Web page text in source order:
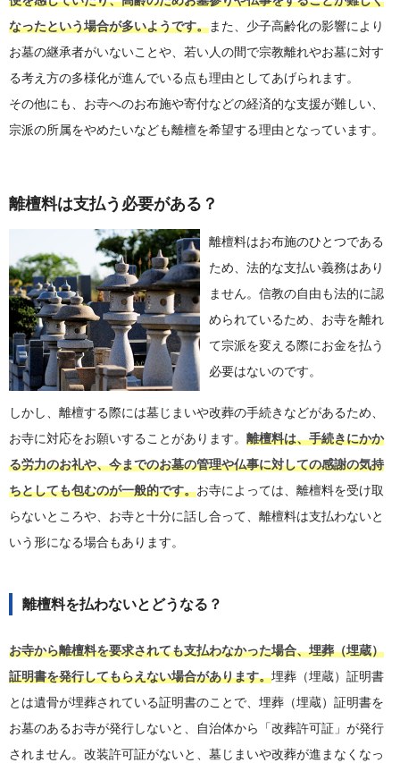
なったという場合が多いようです。また、少子高齢化の影響により
お墓の継承者がいないことや、若い人の間で宗教離れやお墓に対す
る考え方の多様化が進んでいる点も理由としてあげられます。
その他にも、お寺へのお布施や寄付などの経済的な支援が難しい、
宗派の所属をやめたいなども離檀を希望する理由となっています。
離檀料は支払う必要がある？
離檀料はお布施のひとつである
ため、法的な支払い義務はあり
ません。信教の自由も法的に認
められているため、お寺を離れ
て宗派を変える際にお金を払う
必要はないのです。
しかし、離檀する際には墓じまいや改葬の手続きなどがあるため、
お寺に対応をお願いすることがあります。 離檀料は、手続きにかか
る労力のお礼や、今までのお墓の管理や仏事に対しての感謝の気持
ちとしても包むのが一般的です。お寺によっては、離檀料を受け取
らないところや、お寺と十分に話し合って、離檀料は支払わないと
いう形になる場合もあります。
離檀料を払わないとどうなる？
お寺から離檀料を要求されても支払わなかった場合、埋葬（埋蔵）
証明書を発行してもらえない場合があります。埋葬（埋蔵）証明書
とは遺骨が埋葬されている証明書のことで、埋葬（埋蔵）証明書を
お墓のあるお寺が発行しないと、自治体から「改葬許可証」が発行
されません。改装許可証がないと、墓じまいや改葬が進まなくなっ